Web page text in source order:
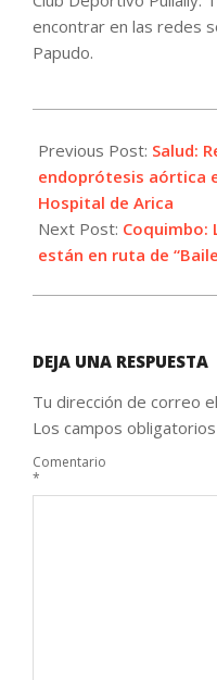
encontrar en las redes
Papudo.
10-
05
Previous Post: Salud:
endoprótesis aórtica
Hospital de Arica
Next Post: Coquimbo:
están en ruta de
DEJA UNA RESPUESTA
Tu dirección de correo
Los campos
Comentario
*